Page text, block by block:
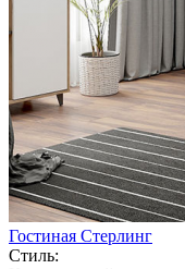
Гостиная Стерлинг
Стиль: